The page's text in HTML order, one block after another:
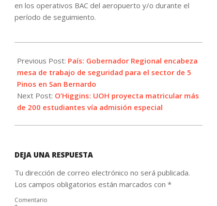
en los operativos BAC del aeropuerto y/o durante el
período de seguimiento.
10-
07
Previous Post: País: Gobernador Regional encabeza
mesa de trabajo de seguridad para el sector de 5
Pinos en San Bernardo
Next Post: O’Higgins: UOH proyecta matricular más
de 200 estudiantes vía admisión especial
DEJA UNA RESPUESTA
Tu dirección de correo electrónico no será publicada.
Los campos obligatorios están marcados con *
Comentario